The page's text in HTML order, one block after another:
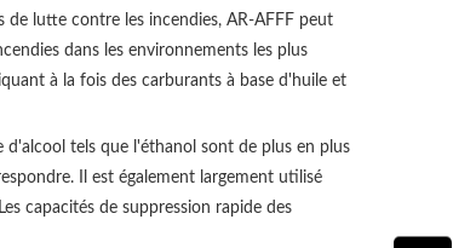
de lutte contre les incendies, AR-AFFF peut
dans les environnements les plus
à la fois des carburants à base d'huile et
tels que l'éthanol sont de plus en plus
Il est également largement utilisé
capacités de suppression rapide des